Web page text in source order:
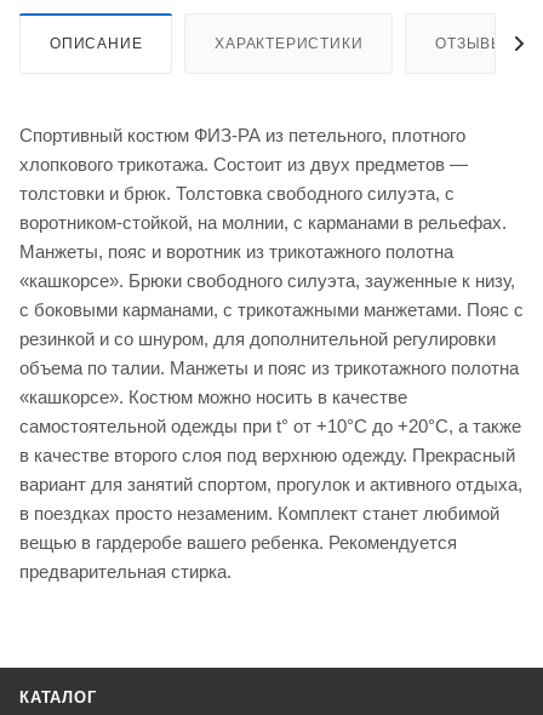
ОПИСАНИЕ ХАРАКТЕРИСТИКИ ОТЗЫВЫ
Спортивный костюм ФИЗ-РА из петельного, плотного
хлопкового трикотажа. Состоит из двух предметов —
толстовки и брюк. Толстовка свободного силуэта, с
воротником-стойкой, на молнии, с карманами в рельефах.
Манжеты, пояс и воротник из трикотажного полотна
«кашкорсе». Брюки свободного силуэта, зауженные к низу,
с боковыми карманами, с трикотажными манжетами. Пояс с
резинкой и со шнуром, для дополнительной регулировки
объема по талии. Манжеты и пояс из трикотажного полотна
«кашкорсе». Костюм можно носить в качестве
самостоятельной одежды при t° от +10°С до +20°С, а также
в качестве второго слоя под верхнюю одежду. Прекрасный
вариант для занятий спортом, прогулок и активного отдыха,
в поездках просто незаменим. Комплект станет любимой
вещью в гардеробе вашего ребенка. Рекомендуется
предварительная стирка.
КАТАЛОГ